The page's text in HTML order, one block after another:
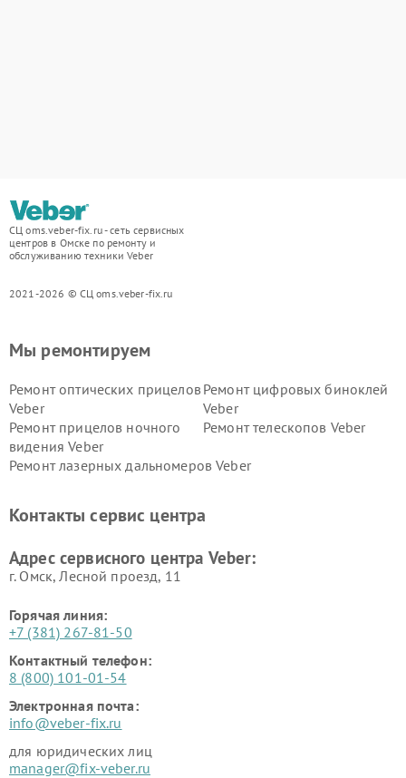
СЦ oms.veber-fix.ru - сеть сервисных
центров в Омске по ремонту и
обслуживанию техники Veber
2021-2026 © СЦ oms.veber-fix.ru
Мы ремонтируем
Ремонт оптических прицелов
Veber
Ремонт цифровых биноклей
Veber
Ремонт прицелов ночного
видения Veber
Ремонт телескопов Veber
Ремонт лазерных дальномеров Veber
Контакты сервис центра
Адрес сервисного центра Veber:
г. Омск, ​Лесной проезд, 11
Горячая линия:
+7 (381) 267-81-50
Контактный телефон:
8 (800) 101-01-54
Электронная почта:
info@veber-fix.ru
для юридических лиц
manager@fix-veber.ru